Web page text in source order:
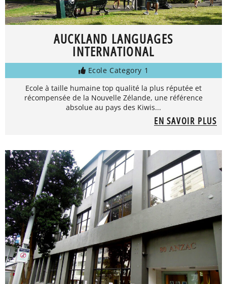
AUCKLAND LANGUAGES
INTERNATIONAL
Ecole Category 1
Ecole à taille humaine top qualité la plus réputée et
récompensée de la Nouvelle Zélande, une référence
absolue au pays des Kiwis...
EN SAVOIR PLUS